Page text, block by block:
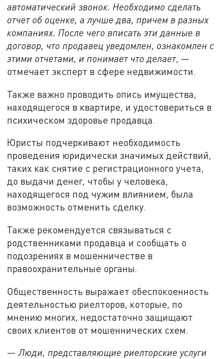
автоматический звонок. Необходимо сделать
отчет об оценке, а лучше два, причем в разных
компаниях. После чего вписать эти данные в
договор, что продавец уведомлен, ознакомлен с
этими отчетами, и понимает что делает, —
отмечает эксперт в сфере недвижимости.
Также важно проводить опись имущества,
находящегося в квартире, и удостовериться в
психическом здоровье продавца.
Юристы подчеркивают необходимость
проведения юридически значимых действий,
таких как снятие с регистрационного учета,
до выдачи денег, чтобы у человека,
находящегося под чужим влиянием, была
возможность отменить сделку.
Также рекомендуется связываться с
родственниками продавца и сообщать о
подозрениях в мошенничестве в
правоохранительные органы.
Общественность выражает обеспокоенность
деятельностью риелторов, которые, по
мнению многих, недостаточно защищают
своих клиентов от мошеннических схем.
—Люди, представляющие риелторские услуги